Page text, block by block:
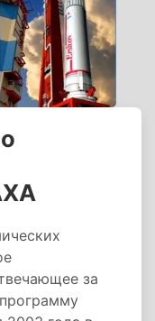
за